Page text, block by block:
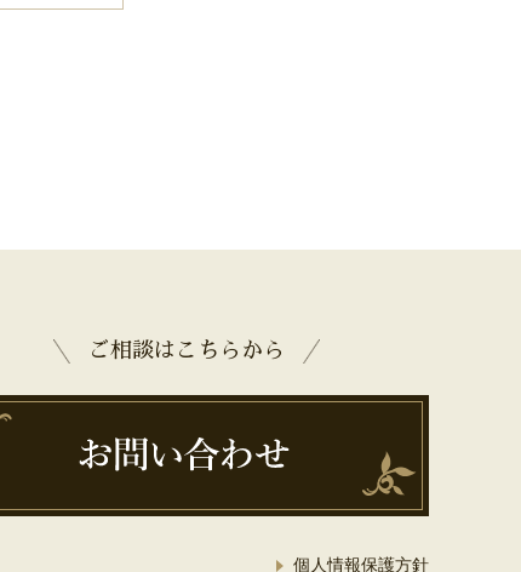
ご相談はこちらから
個人情報保護方針